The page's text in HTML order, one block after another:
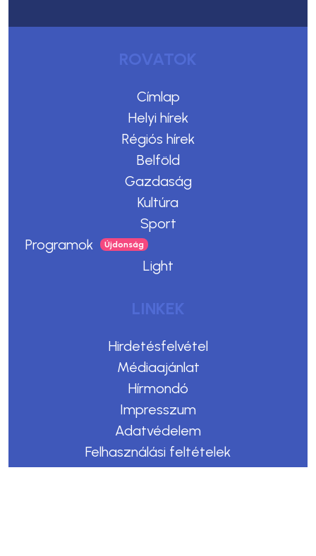
ROVATOK
Címlap
Helyi hírek
Régiós hírek
Belföld
Gazdaság
Kultúra
Sport
Programok
Light
LINKEK
Hirdetésfelvétel
Médiaajánlat
Hírmondó
Impresszum
Adatvédelem
Felhasználási feltételek
Kommentelési szabályzat